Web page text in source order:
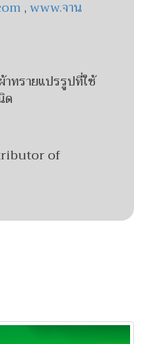
,www.จาน
าทรายแปรรูปที่ใช้
ด
of